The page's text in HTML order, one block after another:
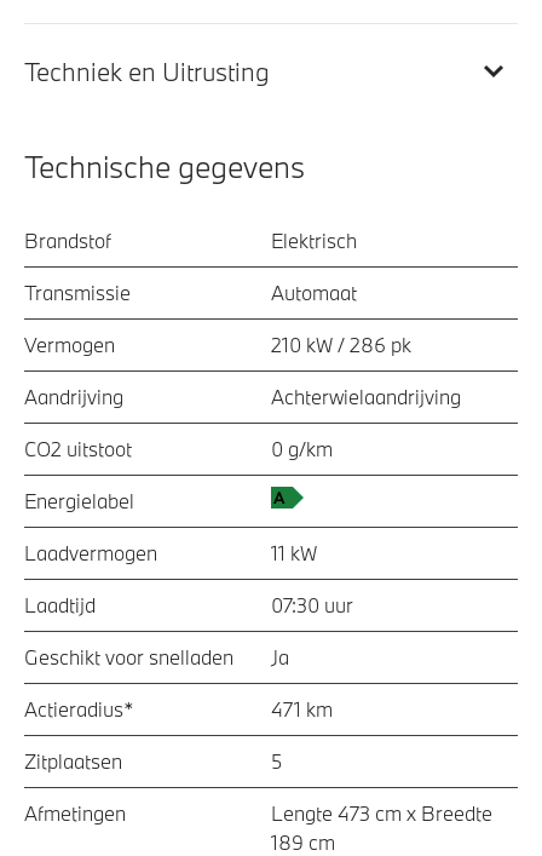
Techniek en Uitrusting
Technische gegevens
Brandstof Elektrisch
Transmissie Automaat
Vermogen 210 kW / 286 pk
Aandrijving Achterwielaandrijving
CO2 uitstoot 0 g/km
Energielabel
Laadvermogen 11 kW
Laadtijd 07:30 uur
Geschikt voor snelladen Ja
Actieradius* 471 km
Zitplaatsen 5
Afmetingen
Lengte 473 cm x Breedte
189 cm